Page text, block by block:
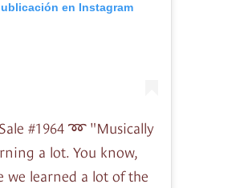
en Instagram
#1964 ➿ "Musically
a lot. You know,
we learned a lot of the